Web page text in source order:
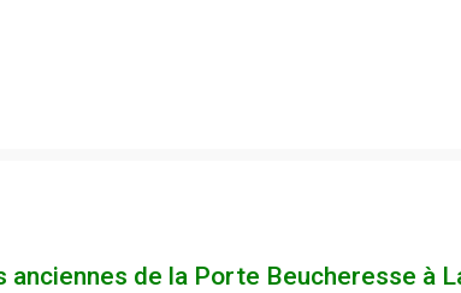
de la Porte Beucheresse à